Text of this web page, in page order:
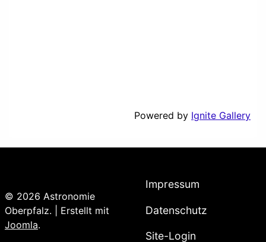
Powered by Ignite Gallery
© 2026 Astronomie
Oberpfalz. | Erstellt mit
Joomla.
Impressum
Datenschutz
Site-Login